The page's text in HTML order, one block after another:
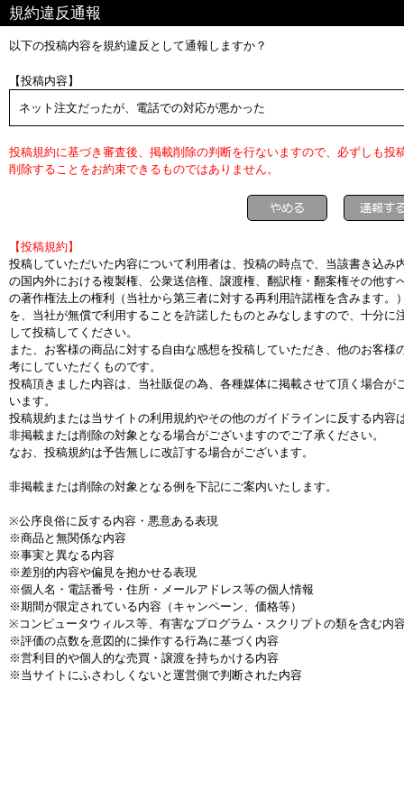
規約違反通報
以下の投稿内容を規約違反として通報しますか？
【投稿内容】
ネット注文だったが、電話での対応が悪かった
投稿規約に基づき審査後、掲載削除の判断を行ないますので、必ずしも投
削除することをお約束できるものではありません。
【投稿規約】
投稿していただいた内容について利用者は、投稿の時点で、当該書き込み
の国内外における複製権、公衆送信権、譲渡権、翻訳権・翻案権その他す
の著作権法上の権利（当社から第三者に対する再利用許諾権を含みます。
を、当社が無償で利用することを許諾したものとみなしますので、十分に
して投稿してください。
また、お客様の商品に対する自由な感想を投稿していただき、他のお客様
考にしていただくものです。
投稿頂きました内容は、当社販促の為、各種媒体に掲載させて頂く場合が
います。
投稿規約または当サイトの利用規約やその他のガイドラインに反する内容
非掲載または削除の対象となる場合がございますのでご了承ください。
なお、投稿規約は予告無しに改訂する場合がございます。
非掲載または削除の対象となる例を下記にご案内いたします。
※公序良俗に反する内容・悪意ある表現
※商品と無関係な内容
※事実と異なる内容
※差別的内容や偏見を抱かせる表現
※個人名・電話番号・住所・メールアドレス等の個人情報
※期間が限定されている内容（キャンペーン、価格等）
※コンピュータウィルス等、有害なプログラム・スクリプトの類を含む内
※評価の点数を意図的に操作する行為に基づく内容
※営利目的や個人的な売買・譲渡を持ちかける内容
※当サイトにふさわしくないと運営側で判断された内容